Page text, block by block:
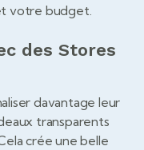
votre budget.
des Stores
davantage leur
transparents
crée une belle